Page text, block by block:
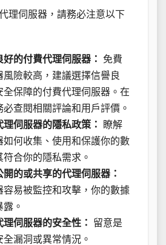
理伺服器，請務必注意以下
的付費代理伺服器：
免費
風險較高，建議選擇信譽良
全保障的付費代理伺服器。在
必查閱相關評論和用戶評價。
伺服器的隱私政策：
瞭解
如何收集、使用和保護你的數
合你的隱私需求。
的或共享的代理伺服器：
容易被監控和攻擊，你的數據
。
理伺服器的安全性：
留意是
漏洞或異常情況。